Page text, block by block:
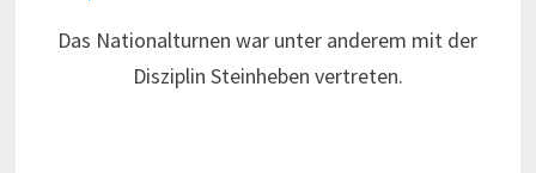
Das Nationalturnen war unter anderem mit der
Disziplin Steinheben vertreten.